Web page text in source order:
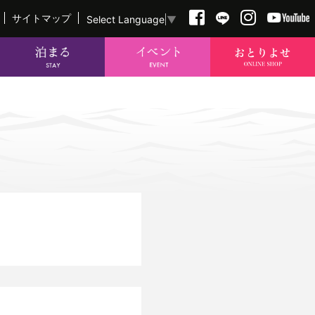
サイトマップ Select Language ▼